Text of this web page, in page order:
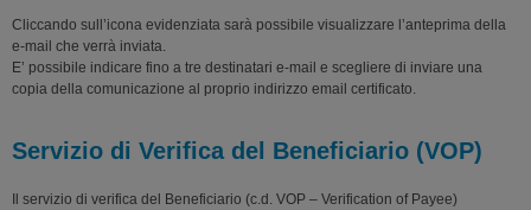
Cliccando sull’icona evidenziata sarà possibile visualizzare l’anteprima della
e-mail che verrà inviata.
E’ possibile indicare fino a tre destinatari e-mail e scegliere di inviare una
copia della comunicazione al proprio indirizzo email certificato.
Servizio di Verifica del Beneficiario (VOP)
Il servizio di verifica del Beneficiario (c.d. VOP – Verification of Payee)